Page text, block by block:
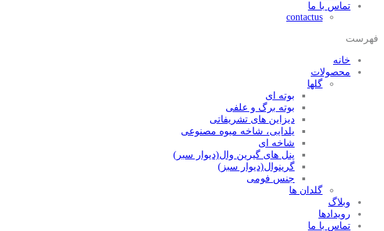
تماس با ما
contactus
فهرست
خانه
محصولات
گلها
بوته ای
بوته برگ و علفی
دیزاین های تشریفاتی
یلدایی، شاخه میوه مصنوعی
شاخه ای
پنل های گیرین وال(دیوار سبر)
گرینوال(دیوار سبز)
جنس فومی
گلدان ها
وبلاگ
رویدادها
تماس با ما